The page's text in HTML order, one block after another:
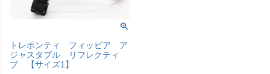
トレポンティ フィッビア ア
ジャスタブル リフレクティ
ブ 【サイズ1】